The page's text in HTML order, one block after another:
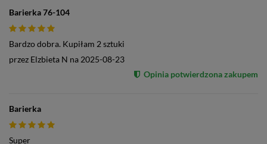
Barierka 76-104
Bardzo dobra. Kupiłam 2 sztuki
przez Elzbieta N na 2025-08-23
Opinia potwierdzona zakupem
Barierka
Super